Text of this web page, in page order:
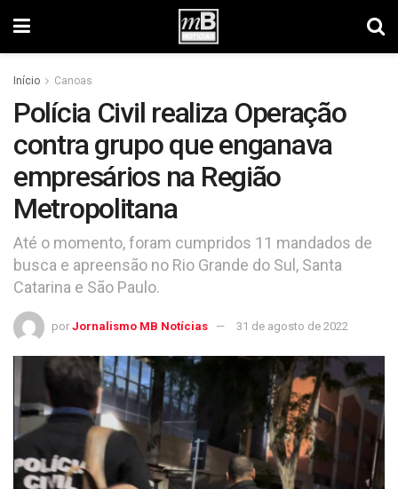
Início Canoas
Polícia Civil realiza Operação
contra grupo que enganava
empresários na Região
Metropolitana
Até o momento, foram cumpridos 11 mandados de
busca e apreensão no Rio Grande do Sul, Santa
Catarina e São Paulo.
por Jornalismo MB Notícias 31 de agosto de 2022